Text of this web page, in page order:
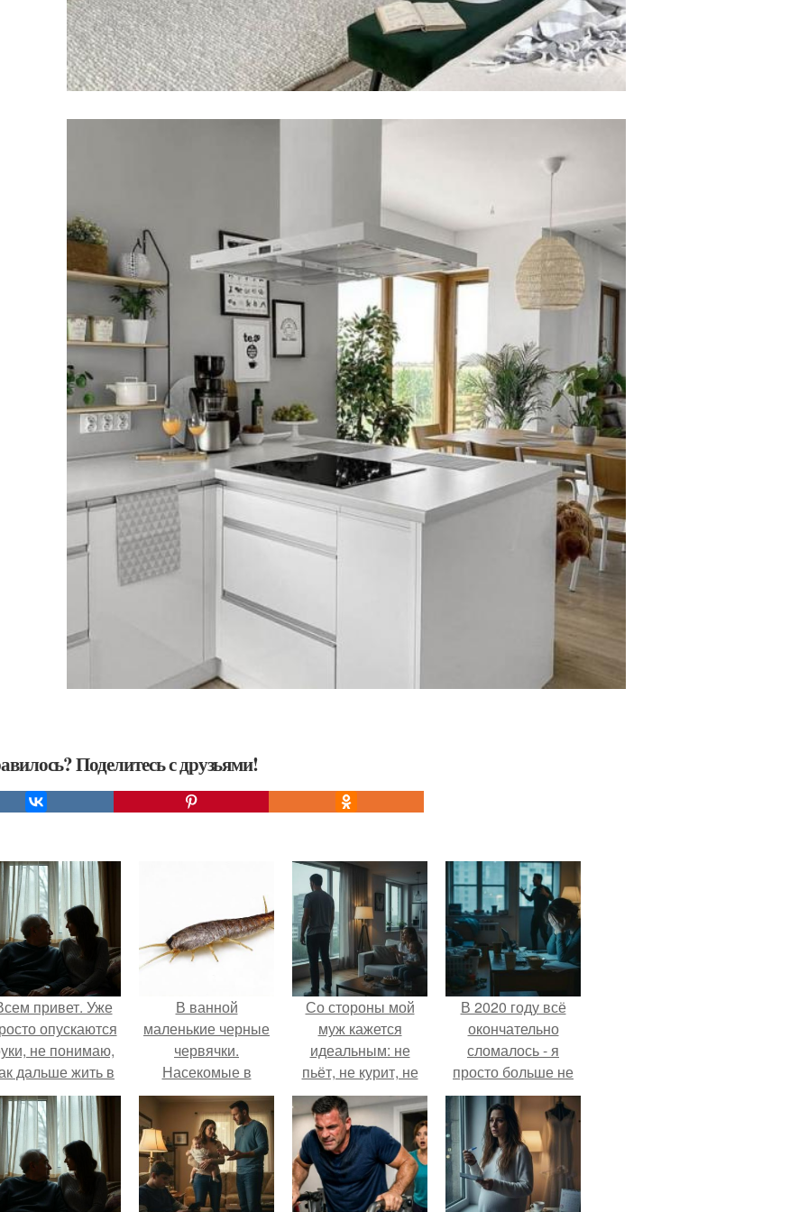
Поделитесь с друзьями!
привет. Уже
опускаются
не понимаю,
дальше жить в
этой ситуации.
В ванной
маленькие черные
червячки.
Насекомые в
ванной: фото и
названия
Со стороны мой
муж кажется
идеальным: не
пьёт, не курит, не
даёт поводов для
ревности, с
ребёнком
справляется
отлично, да и
готовит лучше
В 2020 году всё
окончательно
сломалось - я
просто больше не
тянула всё одна.